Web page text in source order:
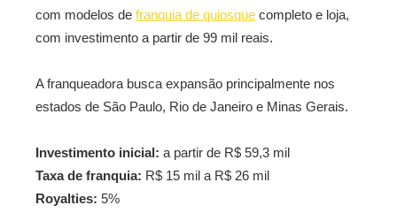
com modelos de franquia de quiosque completo e loja,
com investimento a partir de 99 mil reais.
A franqueadora busca expansão principalmente nos
estados de São Paulo, Rio de Janeiro e Minas Gerais.
Investimento inicial: a partir de R$ 59,3 mil
Taxa de franquia: R$ 15 mil a R$ 26 mil
Royalties: 5%